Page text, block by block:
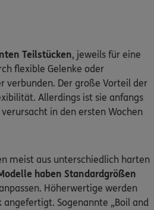
Teilstücken, jeweils für eine
flexible Gelenke oder
verbunden. Der große Vorteil der
Allerdings ist sie anfangs
in den ersten Wochen
meist aus unterschiedlich harten
haben Standardgrößen
Höherwertige werden
Sogenannte „Boil and